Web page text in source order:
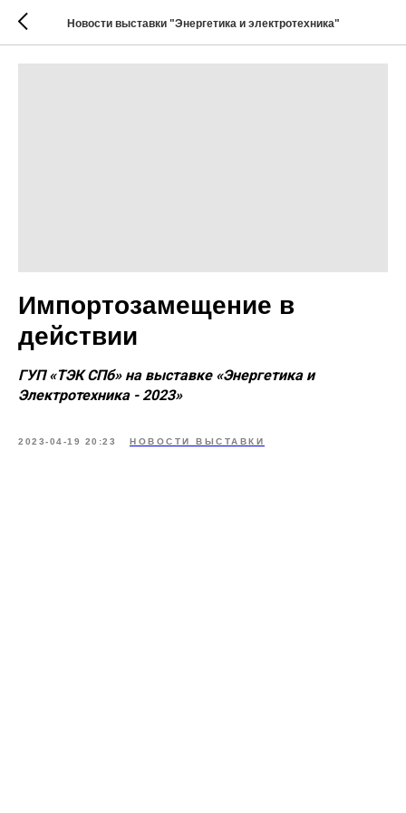
Новости выставки "Энергетика и электротехника"
Импортозамещение в
действии
ГУП «ТЭК СПб» на выставке «Энергетика и
Электротехника - 2023»
2023-04-19 20:23 НОВОСТИ ВЫСТАВКИ